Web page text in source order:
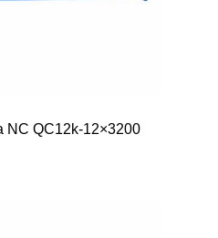
NC QC12k-12×3200